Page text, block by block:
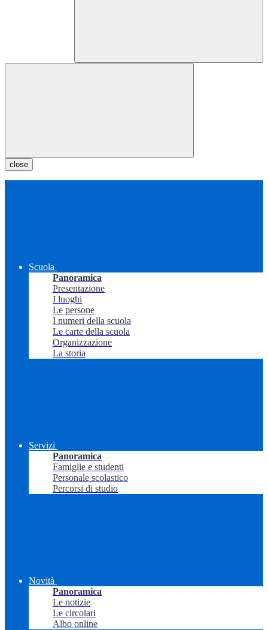
close
Scuola
Panoramica
Presentazione
I luoghi
Le persone
I numeri della scuola
Le carte della scuola
Organizzazione
La storia
Servizi
Panoramica
Famiglie e studenti
Personale scolastico
Percorsi di studio
Novità
Panoramica
Le notizie
Le circolari
Albo online